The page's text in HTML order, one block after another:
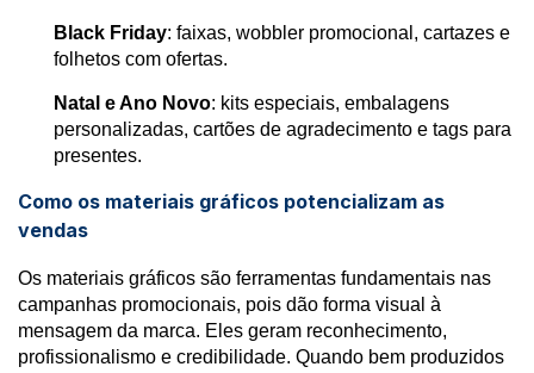
Black Friday: faixas, wobbler promocional, cartazes e
folhetos com ofertas.
Natal e Ano Novo: kits especiais, embalagens
personalizadas, cartões de agradecimento e tags para
presentes.
Como os materiais gráficos potencializam as
vendas
Os materiais gráficos são ferramentas fundamentais nas
campanhas promocionais, pois dão forma visual à
mensagem da marca. Eles geram reconhecimento,
profissionalismo e credibilidade. Quando bem produzidos